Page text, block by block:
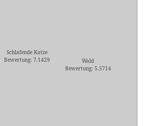
Schlafende Katze
Bewertung: 7.1429
Wald
Bewertung: 5.5714